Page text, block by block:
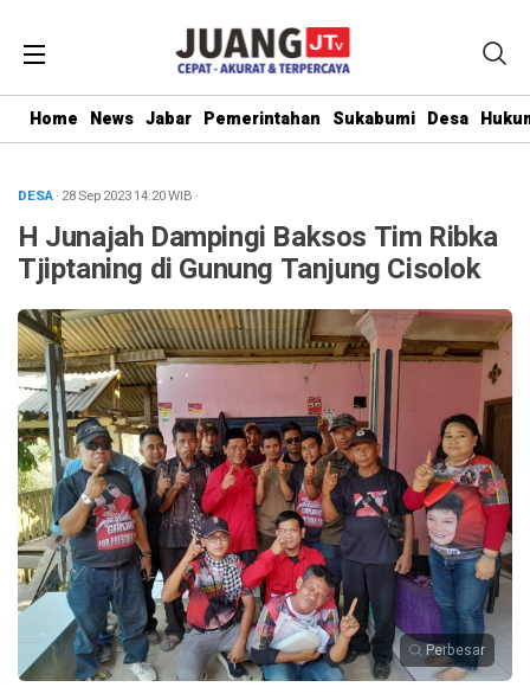
Home News Jabar Pemerintahan Sukabumi Desa
DESA· 28 Sep 202314:20WIB ·
H Junajah Dampingi Baksos Tim Ribka
Tjiptaning di Gunung Tanjung Cisolok
Perbesar